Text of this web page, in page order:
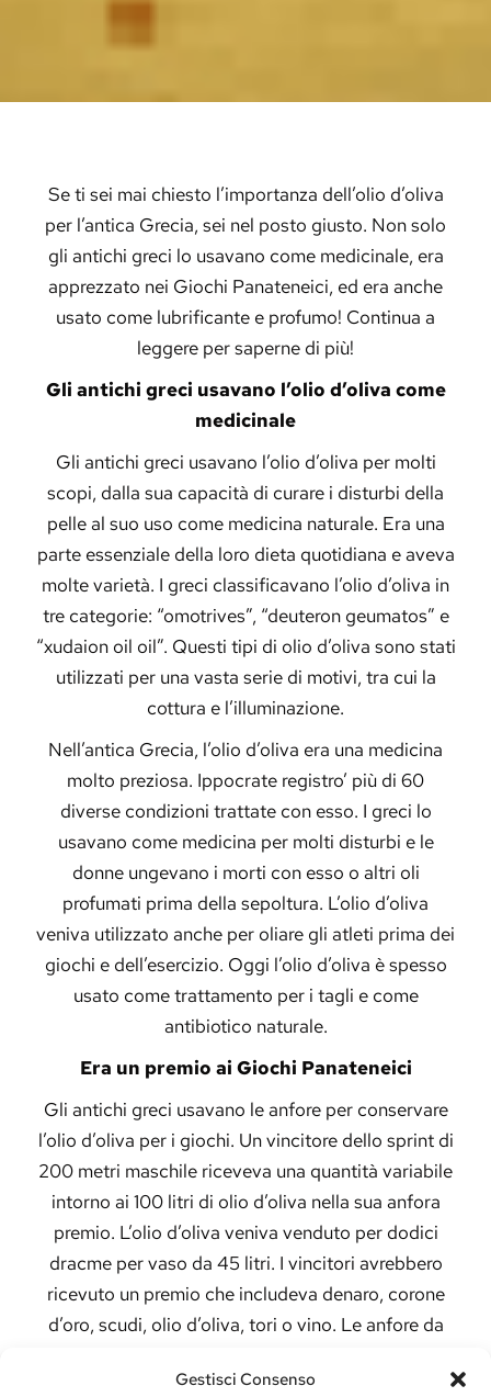
Gestisci Consenso
Se ti sei mai chiesto l’importanza dell’olio d’oliva
per l’antica Grecia, sei nel posto giusto. Non solo
gli antichi greci lo usavano come medicinale, era
apprezzato nei Giochi Panateneici, ed era anche
usato come lubrificante e profumo! Continua a
leggere per saperne di più!
Gli antichi greci usavano l’olio d’oliva come
medicinale
Gli antichi greci usavano l’olio d’oliva per molti
scopi, dalla sua capacità di curare i disturbi della
pelle al suo uso come medicina naturale. Era una
parte essenziale della loro dieta quotidiana e aveva
molte varietà. I greci classificavano l’olio d’oliva in
tre categorie: “omotrives”, “deuteron geumatos” e
“xudaion oil oil”. Questi tipi di olio d’oliva sono stati
utilizzati per una vasta serie di motivi, tra cui la
cottura e l’illuminazione.
Nell’antica Grecia, l’olio d’oliva era una medicina
molto preziosa. Ippocrate registro’ più di 60
diverse condizioni trattate con esso. I greci lo
usavano come medicina per molti disturbi e le
donne ungevano i morti con esso o altri oli
profumati prima della sepoltura. L’olio d’oliva
veniva utilizzato anche per oliare gli atleti prima dei
giochi e dell’esercizio. Oggi l’olio d’oliva è spesso
usato come trattamento per i tagli e come
antibiotico naturale.
Era un premio ai Giochi Panateneici
Gli antichi greci usavano le anfore per conservare
l’olio d’oliva per i giochi. Un vincitore dello sprint di
200 metri maschile riceveva una quantità variabile
intorno ai 100 litri di olio d’oliva nella sua anfora
premio. L’olio d’oliva veniva venduto per dodici
dracme per vaso da 45 litri. I vincitori avrebbero
ricevuto un premio che includeva denaro, corone
d’oro, scudi, olio d’oliva, tori o vino. Le anfore da
festa panellenica che celebrava il dio Atena.